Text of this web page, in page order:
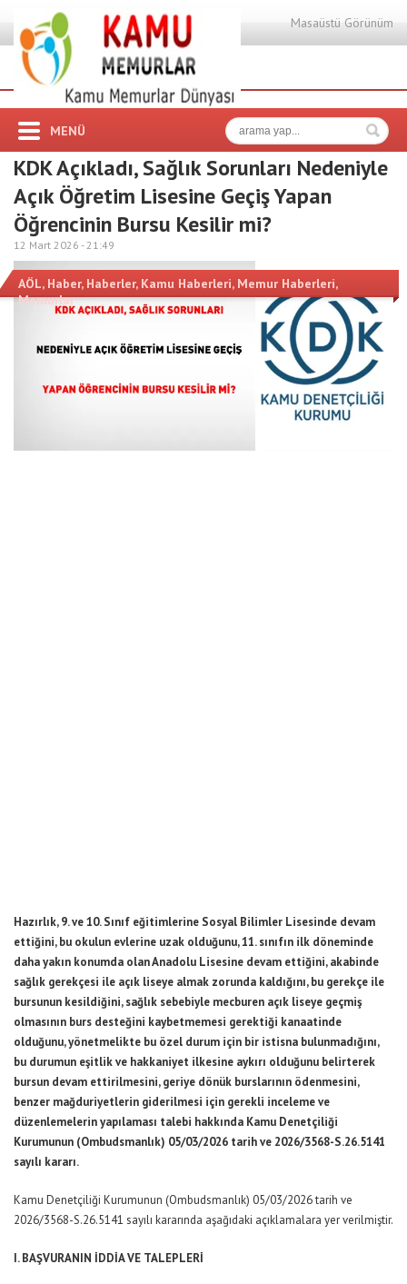
Masaüstü Görünüm
MENÜ
KDK Açıkladı, Sağlık Sorunları Nedeniyle
Açık Öğretim Lisesine Geçiş Yapan
Öğrencinin Bursu Kesilir mi?
12 Mart 2026 -21:49
AÖL, Haber, Haberler, Kamu Haberleri, Memur Haberleri,
Memurlar
Hazırlık, 9. ve 10. Sınıf eğitimlerine Sosyal Bilimler Lisesinde devam
ettiğini, bu okulun evlerine uzak olduğunu, 11. sınıfın ilk döneminde
daha yakın konumda olan Anadolu Lisesine devam ettiğini, akabinde
sağlık gerekçesi ile açık liseye almak zorunda kaldığını, bu gerekçe ile
bursunun kesildiğini, sağlık sebebiyle mecburen açık liseye geçmiş
olmasının burs desteğini kaybetmemesi gerektiği kanaatinde
olduğunu, yönetmelikte bu özel durum için bir istisna bulunmadığını,
bu durumun eşitlik ve hakkaniyet ilkesine aykırı olduğunu belirterek
bursun devam ettirilmesini, geriye dönük burslarının ödenmesini,
benzer mağduriyetlerin giderilmesi için gerekli inceleme ve
düzenlemelerin yapılaması talebi hakkında Kamu Denetçiliği
Kurumunun (Ombudsmanlık) 05/03/2026 tarih ve 2026/3568-S.26.5141
sayılı kararı.
Kamu Denetçiliği Kurumunun (Ombudsmanlık) 05/03/2026 tarih ve
2026/3568-S.26.5141 sayılı kararında aşağıdaki açıklamalara yer verilmiştir.
I. BAŞVURANIN İDDİA VE TALEPLERİ